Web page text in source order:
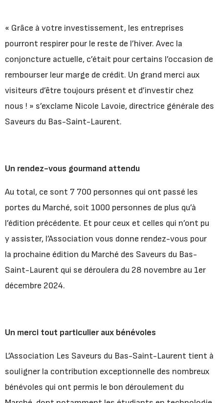
« Grâce à votre investissement, les entreprises
pourront respirer pour le reste de l’hiver. Avec la
conjoncture actuelle, c’était pour certains l’occasion de
rembourser leur marge de crédit. Un grand merci aux
visiteurs d’être toujours présent et d’investir chez
nous ! » s’exclame Nicole Lavoie, directrice générale des
Saveurs du Bas-Saint-Laurent.
Un rendez-vous gourmand attendu
Au total, ce sont 7 700 personnes qui ont passé les
portes du Marché, soit 1000 personnes de plus qu’à
l’édition précédente. Et pour ceux et celles qui n’ont pu
y assister, l’Association vous donne rendez-vous pour
la prochaine édition du Marché des Saveurs du Bas-
Saint-Laurent qui se déroulera du 28 novembre au 1er
décembre 2024.
Un merci tout particulier aux bénévoles
L’Association Les Saveurs du Bas-Saint-Laurent tient à
souligner la contribution exceptionnelle des nombreux
bénévoles qui ont permis le bon déroulement du